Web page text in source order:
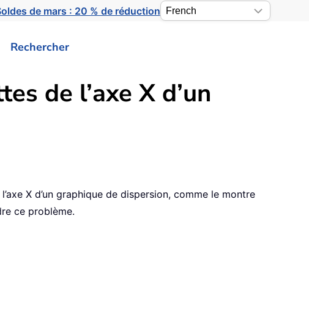
de mars : 20 % de réduction
Rechercher
de l’axe X d’un
X d’un graphique de dispersion, comme le montre
ce problème.